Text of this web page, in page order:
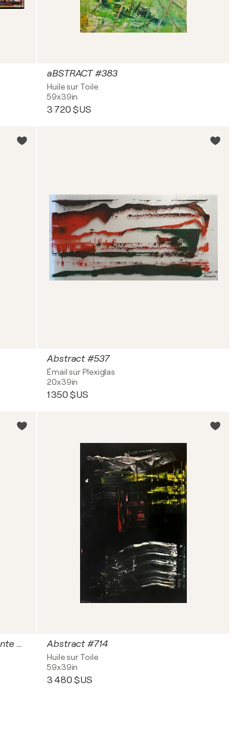
aBSTRACT #383
Huile sur Toile
59x39in
3 720 $US
Abstract #537
Émail sur Plexiglas
20x39in
1 350 $US
Gioventu' di oggi : la coppia ...oriente ed occidente si incontrano P406 Abstract #714
Huile sur Toile
59x39in
3 480 $US